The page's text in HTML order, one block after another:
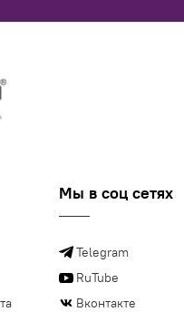
Мы в соц сетях
Telegram
RuTube
Вконтакте